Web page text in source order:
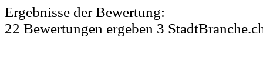
Ergebnisse der Bewertung:
22 Bewertungen ergeben 3